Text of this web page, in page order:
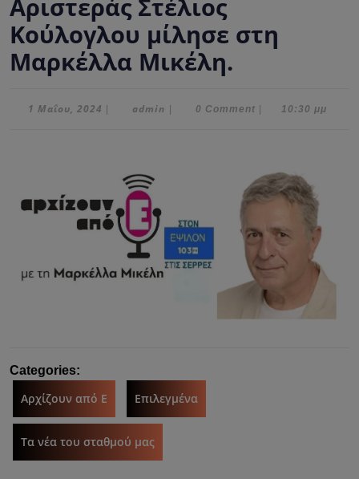
Αριστεράς Στέλιος
Κούλογλου μίλησε στη
Μαρκέλλα Μικέλη.
1 Μαΐου, 2024 1
admin admin0 Comment 10:30 μμ
Categories:
Αρχίζουν από Ε Επιλεγμένα
Τα νέα του σταθμού μας